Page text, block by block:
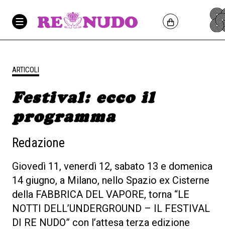
ARTICOLI
Festival: ecco il
programma
Redazione
Giovedì 11, venerdì 12, sabato 13 e domenica
14 giugno, a Milano, nello Spazio ex Cisterne
della FABBRICA DEL VAPORE, torna “LE
NOTTI DELL’UNDERGROUND – IL FESTIVAL
DI RE NUDO” con l’attesa terza edizione